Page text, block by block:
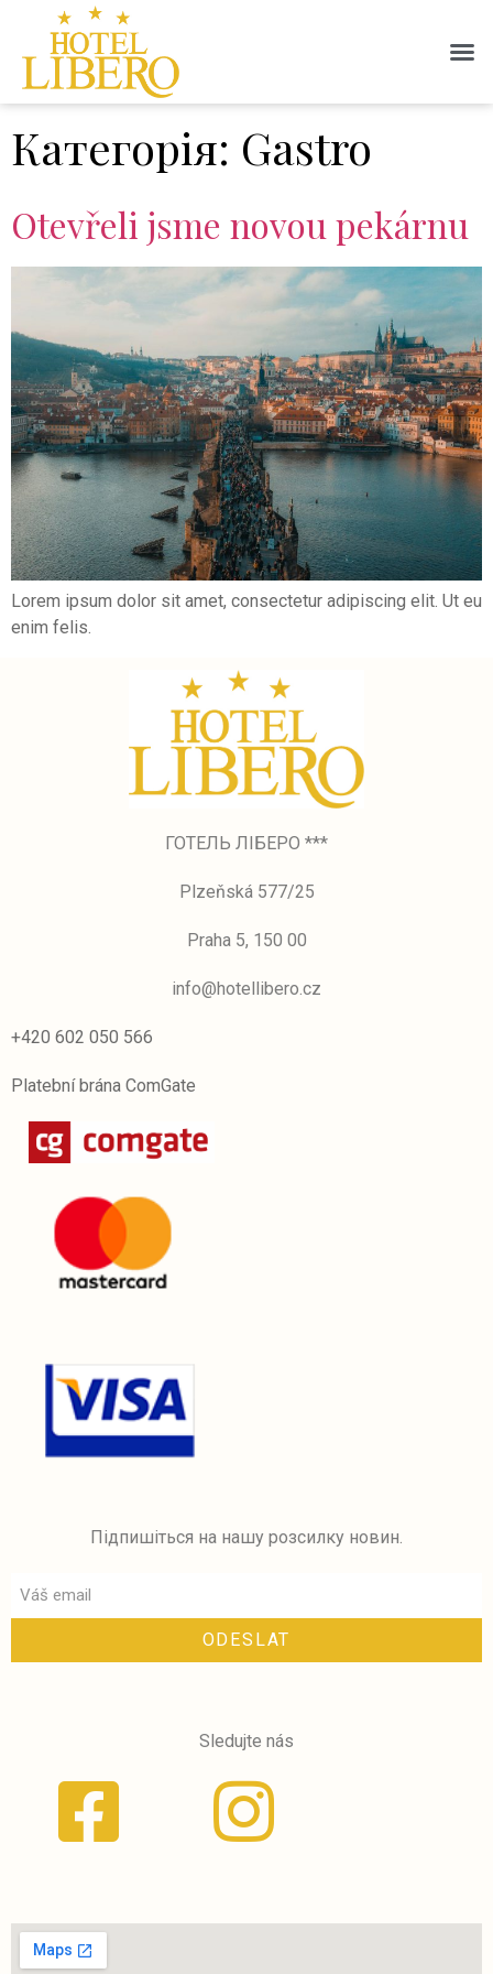
Категорія: Gastro
Otevřeli jsme novou pekárnu
Lorem ipsum dolor sit amet, consectetur adipiscing elit. Ut eu
enim felis.
ГОТЕЛЬ ЛІБЕРО ***
Plzeňská 577/25
Praha 5, 150 00
info@hotellibero.cz
+420 602 050 566
Platební brána ComGate
Підпишіться на нашу розсилку новин.
ODESLAT
Sledujte nás